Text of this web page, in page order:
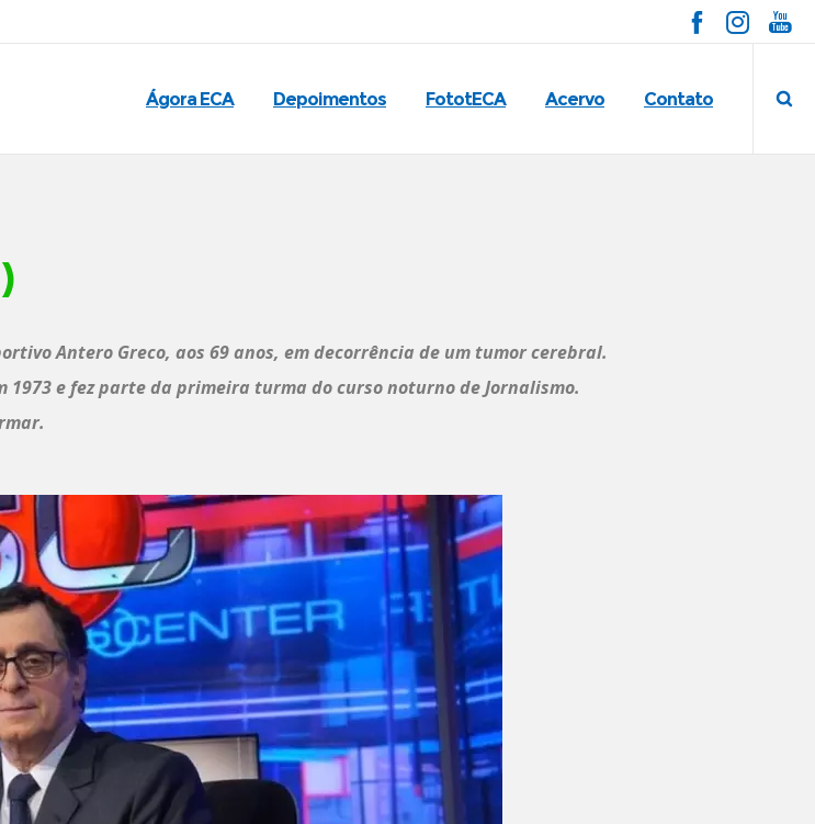
Ágora ECA Depoimentos FototECA Acervo Contato
Antero Greco, aos 69 anos, em decorrência de um tumor cerebral.
1973 e fez parte da primeira turma do curso noturno de Jornalismo.